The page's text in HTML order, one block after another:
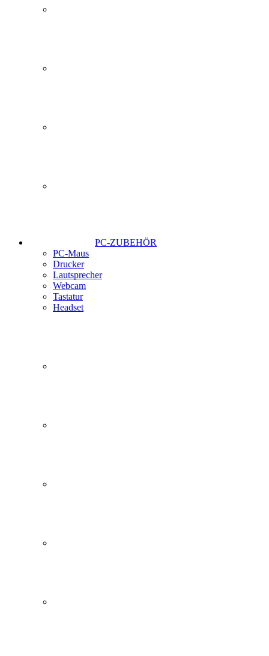
PC-ZUBEHÖR
PC-Maus
Drucker
Lautsprecher
Webcam
Tastatur
Headset